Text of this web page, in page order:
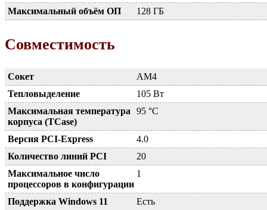
Максимальный объём ОП 128 ГБ
Совместимость
Сокет
AM4
Тепловыделение
105 Вт
Максимальная температура
корпуса (TCase)
95 °C
Версия PCI-Express
4.0
Количество линий PCI
20
Максимальное число
процессоров в конфигурации
1
Поддержка Windows 11 Есть